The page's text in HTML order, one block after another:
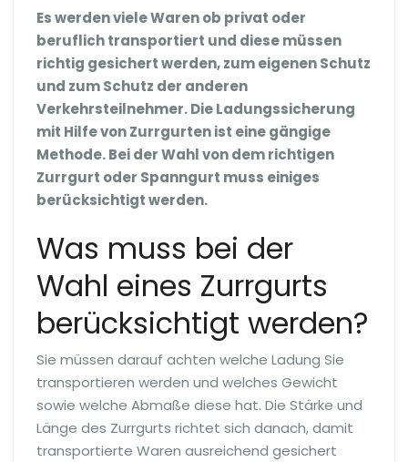
Es werden viele Waren ob privat oder
beruflich transportiert und diese müssen
richtig gesichert werden, zum eigenen Schutz
und zum Schutz der anderen
Verkehrsteilnehmer. Die Ladungssicherung
mit Hilfe von Zurrgurten ist eine gängige
Methode. Bei der Wahl von dem richtigen
Zurrgurt oder Spanngurt muss einiges
berücksichtigt werden.
Was muss bei der
Wahl eines Zurrgurts
berücksichtigt werden?
Sie müssen darauf achten welche Ladung Sie
transportieren werden und welches Gewicht
sowie welche Abmaße diese hat. Die Stärke und
Länge des Zurrgurts richtet sich danach, damit
transportierte Waren ausreichend gesichert